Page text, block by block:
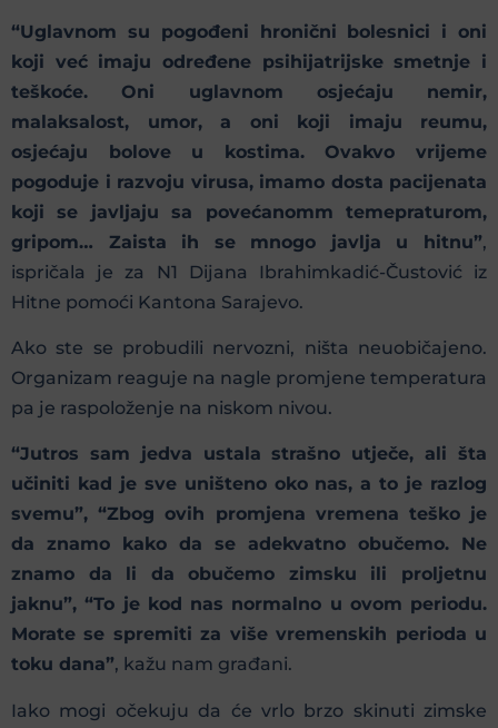
“Uglavnom su pogođeni hronični bolesnici i oni
koji već imaju određene psihijatrijske smetnje i
teškoće. Oni uglavnom osjećaju nemir,
malaksalost, umor, a oni koji imaju reumu,
osjećaju bolove u kostima. Ovakvo vrijeme
pogoduje i razvoju virusa, imamo dosta pacijenata
koji se javljaju sa povećanomm temepraturom,
gripom… Zaista ih se mnogo javlja u hitnu”,
ispričala je za N1 Dijana Ibrahimkadić-Čustović iz
Hitne pomoći Kantona Sarajevo.
Ako ste se probudili nervozni, ništa neuobičajeno.
Organizam reaguje na nagle promjene temperatura
pa je raspoloženje na niskom nivou.
“Jutros sam jedva ustala strašno utječe, ali šta
učiniti kad je sve uništeno oko nas, a to je razlog
svemu”, “Zbog ovih promjena vremena teško je
da znamo kako da se adekvatno obučemo. Ne
znamo da li da obučemo zimsku ili proljetnu
jaknu”, “To je kod nas normalno u ovom periodu.
Morate se spremiti za više vremenskih perioda u
toku dana”, kažu nam građani.
Iako mogi očekuju da će vrlo brzo skinuti zimske